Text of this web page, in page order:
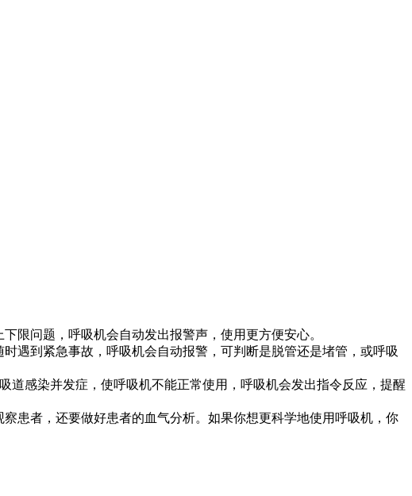
限问题，呼吸机会自动发出报警声，使用更方便安心。
遇到紧急事故，呼吸机会自动报警，可判断是脱管还是堵管，或呼吸
感染并发症，使呼吸机不能正常使用，呼吸机会发出指令反应，提醒
患者，还要做好患者的血气分析。如果你想更科学地使用呼吸机，你